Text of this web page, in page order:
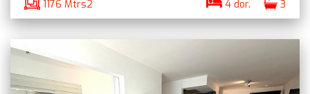
1176 Mtrs2 4 dor. 3